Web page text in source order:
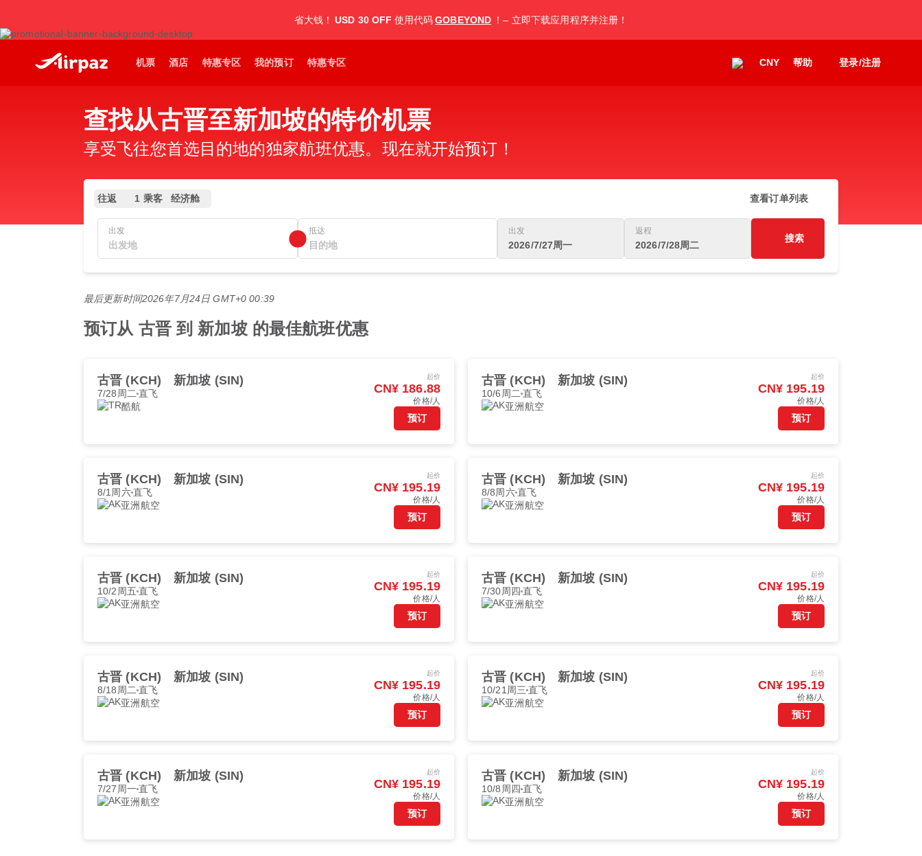
省大钱！ USD 30 OFF 使用代码GOBEYOND ！– 立即下载应用程序并注册！
机票 酒店 特惠专区 我的预订 特惠专区 CNY 帮助 登录/注册
查找从古晋至新加坡的特价机票
享受飞往您首选目的地的独家航班优惠。现在就开始预订！
往返 1 乘客 经济舱 查看订单列表
出发 抵达 出发
2026/7/27周一
返程
2026/7/28周二
搜索
最后更新时间2026年7月24日 GMT+0 00:39
预订从 古晋 到 新加坡 的最佳航班优惠
古晋 (KCH) 新加坡 (SIN)
7/28周二 直飞
酷航
起价
CN¥ 186.88
价格/人
预订
古晋 (KCH) 新加坡 (SIN)
10/6周二 直飞
亚洲航空
起价
CN¥ 195.19
价格/人
预订
古晋 (KCH) 新加坡 (SIN)
8/1周六直飞
亚洲航空
起价
CN¥ 195.19
价格/人
预订
古晋 (KCH) 新加坡 (SIN)
8/8周六直飞
亚洲航空
起价
CN¥ 195.19
价格/人
预订
古晋 (KCH) 新加坡 (SIN)
10/2周五 直飞
亚洲航空
起价
CN¥ 195.19
价格/人
预订
古晋 (KCH) 新加坡 (SIN)
7/30周四 直飞
亚洲航空
起价
CN¥ 195.19
价格/人
预订
古晋 (KCH) 新加坡 (SIN)
8/18周二 直飞
亚洲航空
起价
CN¥ 195.19
价格/人
预订
古晋 (KCH) 新加坡 (SIN)
10/21周三 直飞
亚洲航空
起价
CN¥ 195.19
价格/人
预订
古晋 (KCH) 新加坡 (SIN)
7/27周一直飞
亚洲航空
起价
CN¥ 195.19
价格/人
预订
古晋 (KCH) 新加坡 (SIN)
10/8周四 直飞
亚洲航空
起价
CN¥ 195.19
价格/人
预订